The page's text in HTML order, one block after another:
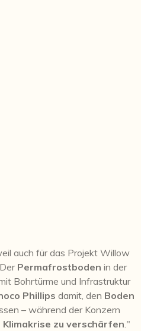
auch für das Projekt Willow
Permafrostboden in der
Bohrtürme und Infrastruktur
Phillips damit, den Boden
– während der Konzern
zu verschärfen."